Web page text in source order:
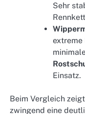
Sehr
extreme
Einsatz.
Beim Vergleich
zwingend eine